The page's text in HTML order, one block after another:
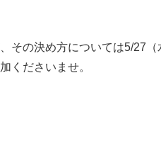
その決め方については5/27
くださいませ。